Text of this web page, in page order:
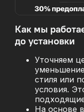
Как мы
до установки
Уточняем
стиля или
условия.
На основе